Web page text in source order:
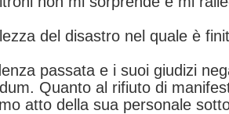
del disastro nel quale è
passata e i suoi giudizi
Quanto al rifiuto di
atto della sua personale